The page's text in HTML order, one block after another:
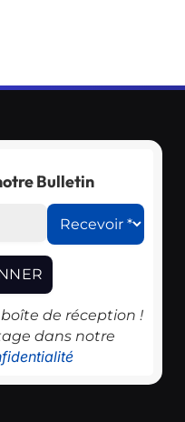
Bulletin
de réception !
dans notre